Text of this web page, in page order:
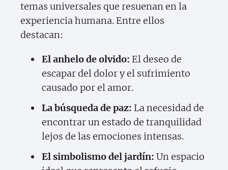
temas universales que resuenan en la
experiencia humana. Entre ellos
destacan:
El anhelo de olvido: El deseo de
escapar del dolor y el sufrimiento
causado por el amor.
La búsqueda de paz: La necesidad de
encontrar un estado de tranquilidad
lejos de las emociones intensas.
El simbolismo del jardín: Un espacio